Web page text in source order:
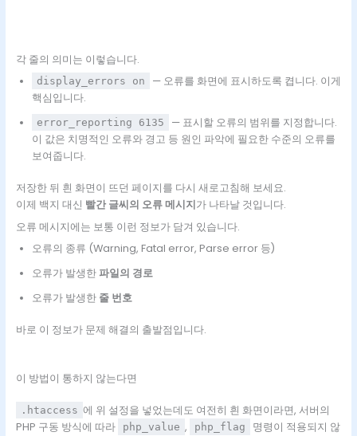
각 줄의 의미는 이렇습니다.
display_errors on
— 오류를 화면에 표시하도록 켭니다. 이게
핵심입니다.
error_reporting 6135
— 표시할 오류의 범위를 지정합니다.
이 값은 치명적인 오류와 경고 등 원인 파악에 필요한 수준의 오류를
보여줍니다.
저장한 뒤 흰 화면이 뜨던 페이지를 다시 새로고침해 보세요.
이제 백지 대신 빨간 글씨의 오류 메시지가 나타날 것입니다.
오류 메시지에는 보통 이런 정보가 담겨 있습니다.
오류의 종류 (Warning, Fatal error, Parse error 등)
오류가 발생한파일의 경로
오류가 발생한 줄 번호
바로 이 정보가 문제 해결의 출발점입니다.
이 방법이 통하지 않는다면
.htaccess 에 위 설정을 넣었는데도 여전히 흰 화면이라면, 서버의
PHP 구동 방식에 따라
php_value , php_flag 명령이 적용되지 않